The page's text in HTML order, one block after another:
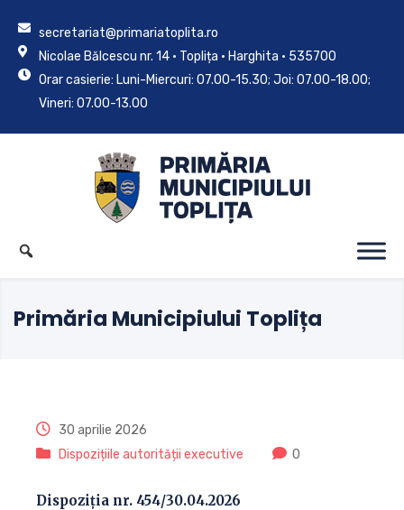
secretariat@primariatoplita.ro
Nicolae Bălcescu nr. 14 • Toplița • Harghita • 535700
Orar casierie: Luni-Miercuri: 07.00-15.30; Joi: 07.00-18.00;
Vineri: 07.00-13.00
Primăria Municipiului Toplița
30 aprilie 2026
Dispozițiile autorității executive
0
Dispoziția nr. 454/30.04.2026